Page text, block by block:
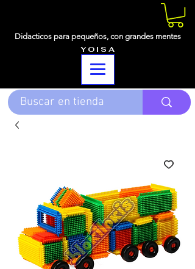
Didacticos para pequeños, con grandes mentes
Y O I S A